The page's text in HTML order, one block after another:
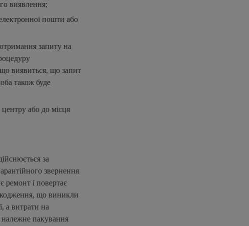
виявлення;
пошти або
запиту на
виявиться, що запит
також буде
центру або до місця
за
звернення
ремонт і повертає
що виникли
а витрати на
належне пакування